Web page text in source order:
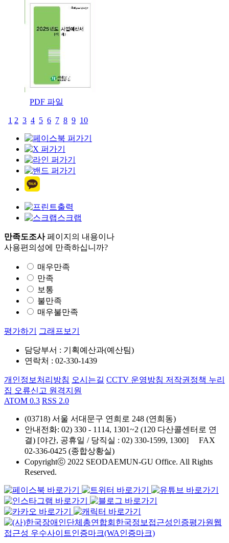
PDF 파일
1 2 3 4 5 6 7 8 9 10
출력
스크랩
만족도조사페이지의 내용이나
사용편의성에 만족하십니까?
매우만족
만족
보통
불만족
매우불만족
평가하기 그래프보기
담당부서 : 기획예산과(예산팀)
연락처 : 02-330-1439
개인정보처리방침 오시는길 CCTV 운영방침 저작권정책 누리
집 오류신고 원격지원
ATOM 0.3 RSS 2.0
(03718) 서울 서대문구 연희로 248 (연희동)
안내전화: 02) 330 - 1114, 1301~2 (120 다산콜센터로 연
결) [야간, 공휴일 / 당직실 : 02) 330-1599, 1300] FAX
02-336-0425 (종합상황실)
Copyrightⓒ 2022 SEODAEMUN-GU Office. All Rights
Reserved.